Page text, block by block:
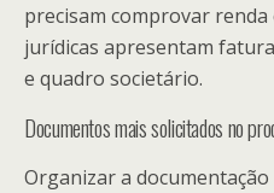
precisam comprovar renda
jurídicas apresentam
e quadro societário.
Documentos mais solicitados no
Organizar a